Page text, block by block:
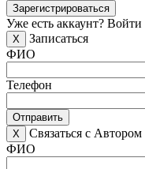
Зарегистрироваться
Уже есть аккаунт? Войти
X
Записаться
ФИО
Телефон
Отправить
X
Связаться с Автором
ФИО